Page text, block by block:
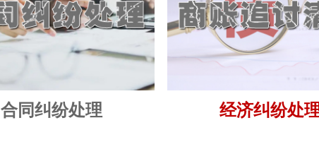
合同纠纷处理 经济纠纷处